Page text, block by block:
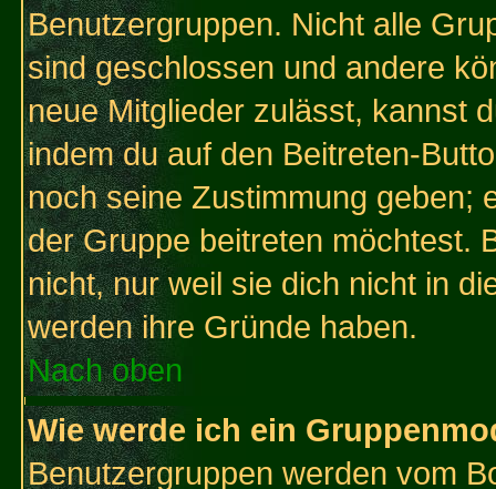
Benutzergruppen. Nicht alle
sind geschlossen und andere
neue Mitglieder zulässt, kannst
indem du auf den Beitreten-
noch seine Zustimmung geben;
der Gruppe beitreten möchtest.
nicht, nur weil sie dich nicht in
werden ihre Gründe haben.
Nach oben
Wie werde ich ein
Benutzergruppen werden vom